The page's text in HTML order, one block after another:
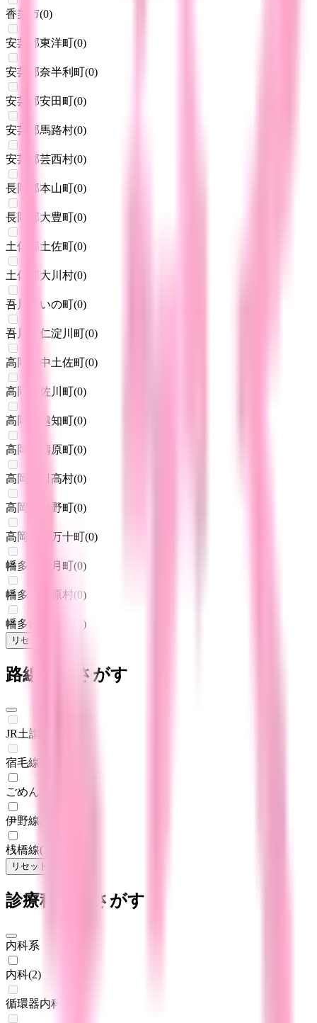
香美市(0)
安芸郡東洋町(0)
安芸郡奈半利町(0)
安芸郡安田町(0)
安芸郡馬路村(0)
安芸郡芸西村(0)
長岡郡本山町(0)
長岡郡大豊町(0)
土佐郡土佐町(0)
土佐郡大川村(0)
吾川郡いの町(0)
吾川郡仁淀川町(0)
高岡郡中土佐町(0)
高岡郡佐川町(0)
高岡郡越知町(0)
高岡郡檮原町(0)
高岡郡日高村(0)
高岡郡津野町(0)
高岡郡四万十町(0)
幡多郡大月町(0)
幡多郡三原村(0)
幡多郡黒潮町 )
リセット
路線からさがす
JR土讃線
宿毛線
ごめん線
伊野線
桟橋線(
リセット
診療科からさがす
内科系
内科(2)
循環器内科